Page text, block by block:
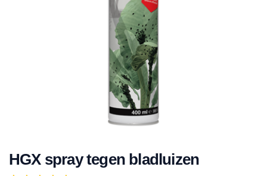
HGX spray tegen bladluizen